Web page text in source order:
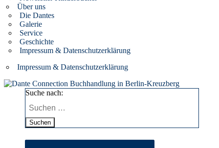
Über uns
Die Dantes
Galerie
Service
Geschichte
Impressum & Datenschutzerklärung
Impressum & Datenschutzerklärung
Suche nach:
Suchen